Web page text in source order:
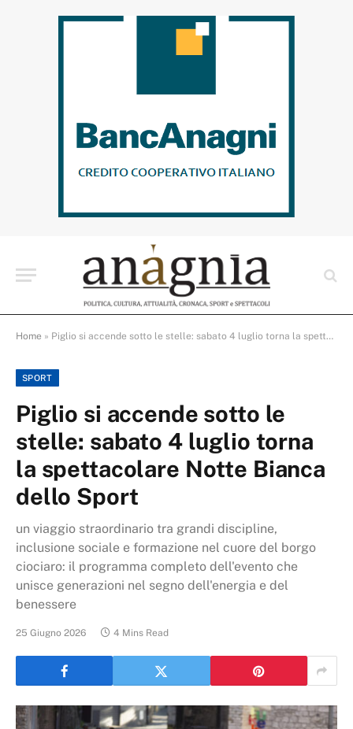
Home » Piglio si accende sotto le stelle: sabato 4 luglio torna la spettacolare Notte Bianca dello Sport
SPORT
Piglio si accende sotto le
stelle: sabato 4 luglio torna
la spettacolare Notte Bianca
dello Sport
un viaggio straordinario tra grandi discipline,
inclusione sociale e formazione nel cuore del borgo
ciociaro: il programma completo dell'evento che
unisce generazioni nel segno dell'energia e del
benessere
25 Giugno 2026 4 Mins Read